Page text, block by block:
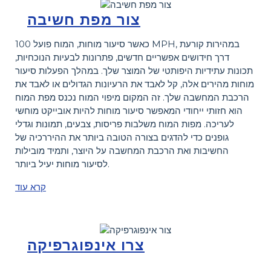
צור מפת חשיבה
כאשר סיעור מוחות, המוח פועל 100 MPH, במהירות קורעת
דרך חידושים אפשריים חדשים, פתרונות לבעיות הנוכחיות,
תכונות עתידיות היפותטי של המוצר שלך. במהלך הפעלות סיעור
מוחות מהירים אלה, קל לאבד את הרעיונות הגדולים או לאבד את
הרכבת המחשבה שלך. זה המקום מיפוי המוח נכנס מפת המוח
הוא חזותי ייחודי המאפשר סיעור מוחות להיות אובייקט מוחשי
לעריכה. מפות המוח משלבות פריסות, צבעים, תמונות וגדלי
גופנים כדי להדגים בצורה הטובה ביותר את ההיררכיה של
החשיבות ואת הרכבת המחשבה על היוצר, ותמיד מובילות
לסיעור מוחות יעיל ביותר.
קרא עוד
צרו אינפוגרפיקה